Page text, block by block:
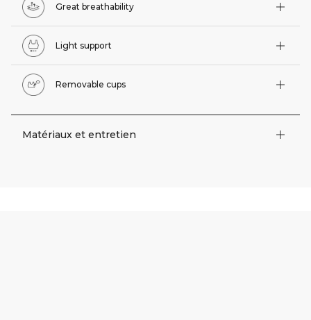
Great breathability
Light support
Removable cups
Matériaux et entretien